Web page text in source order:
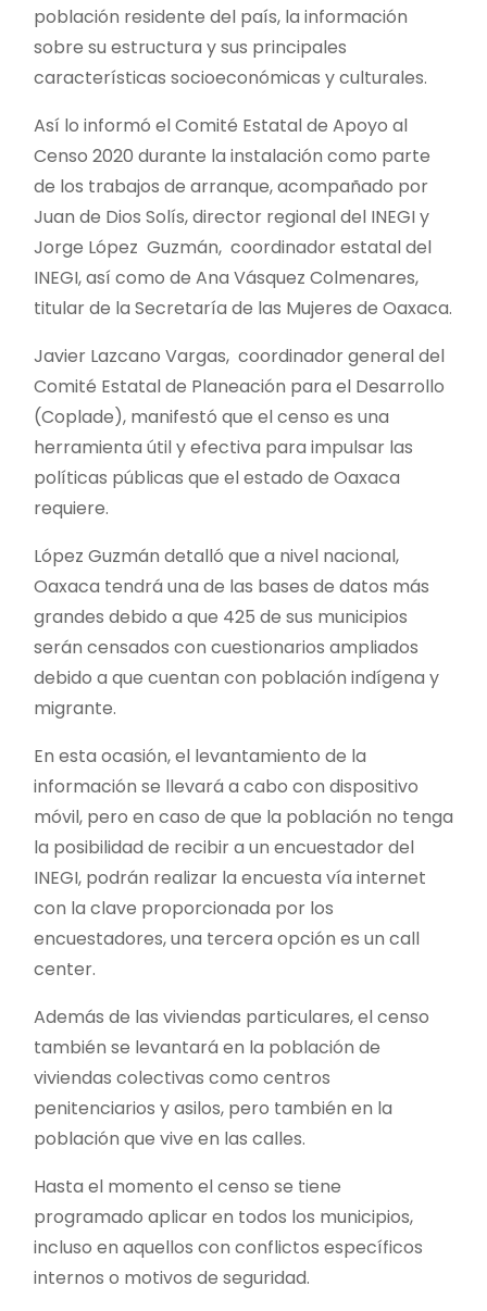
población residente del país, la información
sobre su estructura y sus principales
características socioeconómicas y culturales.
Así lo informó el Comité Estatal de Apoyo al
Censo 2020 durante la instalación como parte
de los trabajos de arranque, acompañado por
Juan de Dios Solís, director regional del INEGI y
Jorge López Guzmán, coordinador estatal del
INEGI, así como de Ana Vásquez Colmenares,
titular de la Secretaría de las Mujeres de Oaxaca.
Javier Lazcano Vargas, coordinador general del
Comité Estatal de Planeación para el Desarrollo
(Coplade), manifestó que el censo es una
herramienta útil y efectiva para impulsar las
políticas públicas que el estado de Oaxaca
requiere.
López Guzmán detalló que a nivel nacional,
Oaxaca tendrá una de las bases de datos más
grandes debido a que 425 de sus municipios
serán censados con cuestionarios ampliados
debido a que cuentan con población indígena y
migrante.
En esta ocasión, el levantamiento de la
información se llevará a cabo con dispositivo
móvil, pero en caso de que la población no tenga
la posibilidad de recibir a un encuestador del
INEGI, podrán realizar la encuesta vía internet
con la clave proporcionada por los
encuestadores, una tercera opción es un call
center.
Además de las viviendas particulares, el censo
también se levantará en la población de
viviendas colectivas como centros
penitenciarios y asilos, pero también en la
población que vive en las calles.
Hasta el momento el censo se tiene
programado aplicar en todos los municipios,
incluso en aquellos con conflictos específicos
internos o motivos de seguridad.